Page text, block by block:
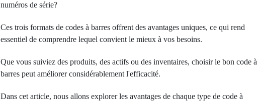
numéros de série?
Ces trois formats de codes à barres offrent des avantages uniques, ce qui rend
essentiel de comprendre lequel convient le mieux à vos besoins.
Que vous suiviez des produits, des actifs ou des inventaires, choisir le bon code à
barres peut améliorer considérablement l'efficacité.
Dans cet article, nous allons explorer les avantages de chaque type de code à